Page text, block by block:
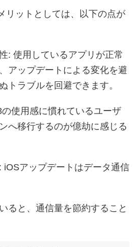
リットとしては、以下の点が
: 使用しているアプリが正常
アップデートによる変化を避
トラブルを回避できます。
使用感に慣れているユーザ
へ移行するのが億劫に感じる
iOSアップデートはデータ通信
ると、通信量を節約すること